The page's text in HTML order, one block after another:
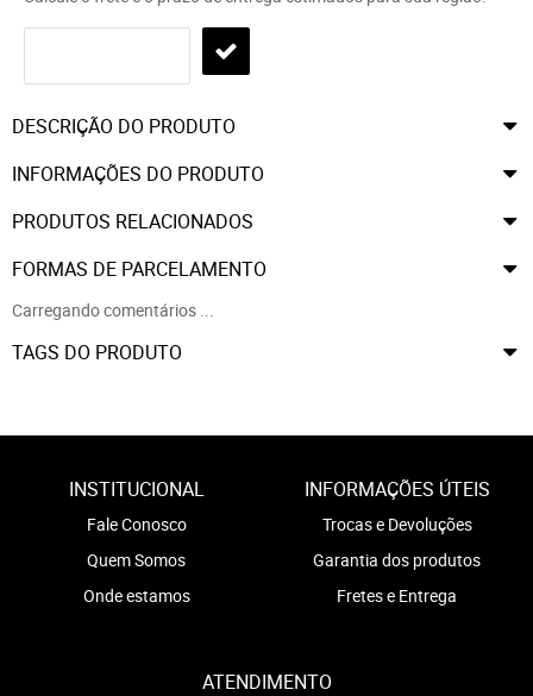
DESCRIÇÃO DO PRODUTO
INFORMAÇÕES DO PRODUTO
PRODUTOS RELACIONADOS
FORMAS DE PARCELAMENTO
Carregando comentários ...
TAGS DO PRODUTO
INSTITUCIONAL
Fale Conosco
Quem Somos
Onde estamos
INFORMAÇÕES ÚTEIS
Trocas e Devoluções
Garantia dos produtos
Fretes e Entrega
ATENDIMENTO